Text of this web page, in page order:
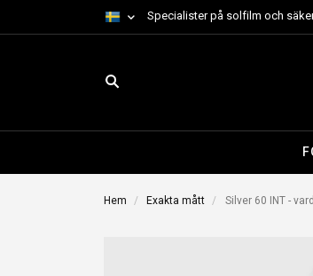
Specialister på solfilm och
Hem Exakta mått Silver 60 INT -